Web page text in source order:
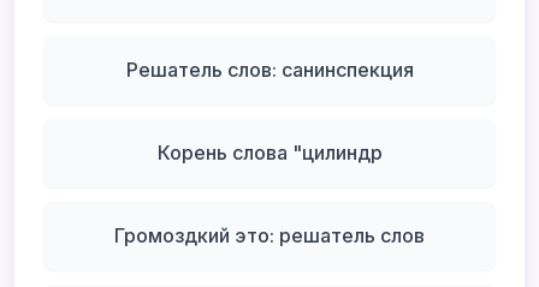
Решатель слов: санинспекция
Корень слова "цилиндр
Громоздкий это: решатель слов